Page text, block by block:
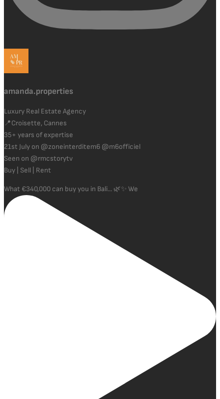
amanda.properties
Luxury Real Estate Agency
📍Croisette, Cannes
35+ years of expertise
21st July on @zoneinterditem6 @m6officiel
Seen on @rmcstorytv
Buy | Sell | Rent
What €340,000 can buy you in Bali... 🌿✨ We